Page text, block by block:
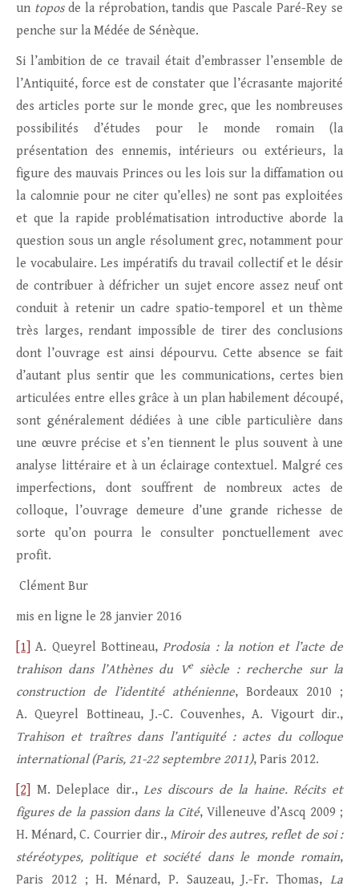
un toposde la réprobation, tandis que Pascale Paré-Rey se
penche sur la Médée de Sénèque.
Si l’ambition de ce travail était d’embrasser l’ensemble de
l’Antiquité, force est de constater que l’écrasante majorité
des articles porte sur le monde grec, que les nombreuses
possibilités d’études pour le monde romain (la
présentation des ennemis, intérieurs ou extérieurs, la
figure des mauvais Princes ou les lois sur la diffamation ou
la calomnie pour ne citer qu’elles) ne sont pas exploitées
et que la rapide problématisation introductive aborde la
question sous un angle résolument grec, notamment pour
le vocabulaire. Les impératifs du travail collectif et le désir
de contribuer à défricher un sujet encore assez neuf ont
conduit à retenir un cadre spatio-temporel et un thème
très larges, rendant impossible de tirer des conclusions
dont l’ouvrage est ainsi dépourvu. Cette absence se fait
d’autant plus sentir que les communications, certes bien
articulées entre elles grâce à un plan habilement découpé,
sont généralement dédiées à une cible particulière dans
une œuvre précise et s’en tiennent le plus souvent à une
analyse littéraire et à un éclairage contextuel. Malgré ces
imperfections, dont souffrent de nombreux actes de
colloque, l’ouvrage demeure d’une grande richesse de
sorte qu’on pourra le consulter ponctuellement avec
profit.
Clément Bur
mis en ligne le 28 janvier 2016
[1]
A. Queyrel Bottineau,Prodosia : la notion et l’acte de
trahison dans l’Athènes du Vesiècle : recherche sur la
construction de l’identité athénienne, Bordeaux 2010 ;
A. Queyrel Bottineau, J.-C. Couvenhes, A. Vigourt dir.,
Trahison et traîtres dans l’antiquité : actes du colloque
international (Paris, 21-22 septembre 2011), Paris 2012.
[2]
M. Deleplace dir.,Les discours de la haine. Récits et
figures de la passion dans la Cité, Villeneuve d’Ascq 2009 ;
H. Ménard, C. Courrier dir., Miroir des autres, reflet de soi :
stéréotypes, politique et société dans le monde romain,
Paris 2012 ; H. Ménard, P. Sauzeau, J.-Fr. Thomas, La